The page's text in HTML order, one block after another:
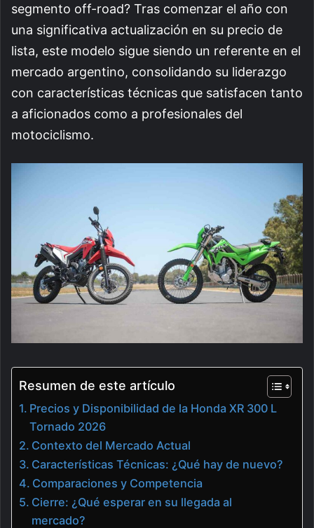
segmento off-road? Tras comenzar el año con
una significativa actualización en su precio de
lista, este modelo sigue siendo un referente en el
mercado argentino, consolidando su liderazgo
con características técnicas que satisfacen tanto
a aficionados como a profesionales del
motociclismo.
Resumen de este artículo
Precios y Disponibilidad de la Honda XR 300 L
Tornado 2026
Contexto del Mercado Actual
Características Técnicas: ¿Qué hay de nuevo?
Comparaciones y Competencia
Cierre: ¿Qué esperar en su llegada al
mercado?